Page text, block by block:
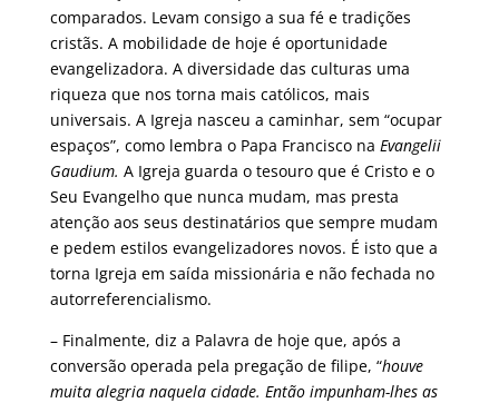
comparados. Levam consigo a sua fé e tradições
cristãs. A mobilidade de hoje é oportunidade
evangelizadora. A diversidade das culturas uma
riqueza que nos torna mais católicos, mais
universais. A Igreja nasceu a caminhar, sem “ocupar
espaços”, como lembra o Papa Francisco na Evangelii
Gaudium. A Igreja guarda o tesouro que é Cristo e o
Seu Evangelho que nunca mudam, mas presta
atenção aos seus destinatários que sempre mudam
e pedem estilos evangelizadores novos. É isto que a
torna Igreja em saída missionária e não fechada no
autorreferencialismo.
– Finalmente, diz a Palavra de hoje que, após a
conversão operada pela pregação de filipe, “houve
muita alegria naquela cidade. Então impunham-lhes as